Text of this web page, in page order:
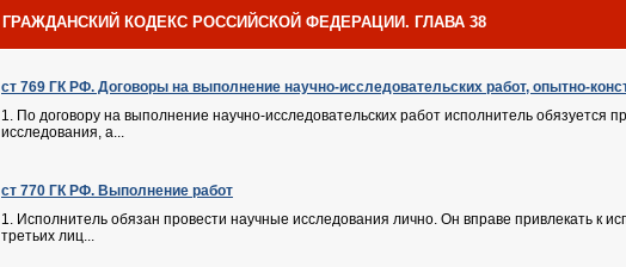
ГРАЖДАНСКИЙ КОДЕКС РОССИЙСКОЙ ФЕДЕРАЦИИ. ГЛАВА 38
ст 769 ГК РФ. Договоры на выполнение научно-исследовательских работ, опытно-
1. По договору на выполнение научно-исследовательских работ исполнитель обязуется
исследования, а...
ст 770 ГК РФ. Выполнение работ
1. Исполнитель обязан провести научные исследования лично. Он вправе привлекать к
третьих лиц...